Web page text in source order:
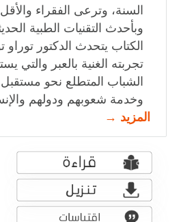
السنة، وترعى الفقراء
وبأحدث التقنيات الطبية
الكتاب يتحدث الدكتور توراو
تجربته الغنية بالعبر والتي
الشباب المتطلع نحو مستقبل
وخدمة شعوبهم ودولهم
المزيد →